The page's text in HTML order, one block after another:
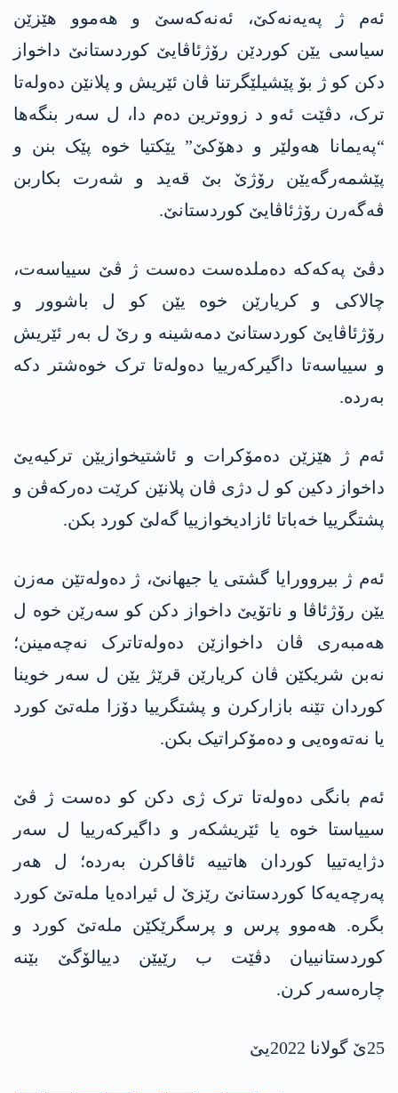
ئەم ژ پەیەنەکێ، ئەنەکەسێ و ھەموو ھێزێن
سیاسی یێن کوردێن رۆژئاڤایێ کوردستانێ داخواز
دکن کو ژ بۆ پێشیلێگرتنا ڤان ئێریش و پلانێن دەولەتا
ترک، دڤێت ئەو د زووترین دەم دا، ل سەر بنگەھا
“پەیمانا ھەولێر و دھۆکێ” یێکتیا خوە پێک بنن و
پێشمەرگەیێن رۆژێ بێ قەید و شەرت بکاربن
ڤەگەرن رۆژئاڤایێ کوردستانێ.
دڤێ پەکەکە دەملدەست دەست ژ ڤێ سییاسەت،
چالاکی و کریارێن خوە یێن کو ل باشوور و
رۆژئاڤایێ کوردستانێ دمەشینە و رێ ل بەر ئێریش
و سییاسەتا داگیرکەرییا دەولەتا ترک خوەشتر دکە
بەردە.
ئەم ژ ھێزێن دەمۆکرات و ئاشتیخوازیێن ترکیەیێ
داخواز دکین کو ل دژی ڤان پلانێن کرێت دەرکەڤن و
پشتگرییا خەباتا ئازادیخوازییا گەلێ کورد بکن.
ئەم ژ بیروورایا گشتی یا جیھانێ، ژ دەولەتێن مەزن
یێن رۆژئاڤا و ناتۆیێ داخواز دکن کو سەرێن خوە ل
ھەمبەری ڤان داخوازێن دەولەتاترک نەچەمینن؛
نەبن شریکێن ڤان کریارێن قرێژ یێن ل سەر خوینا
کوردان تێنە بازارکرن و پشتگرییا دۆزا ملەتێ کورد
یا نەتەوەیی و دەمۆکراتیک بکن.
ئەم بانگی دەولەتا ترک ژی دکن کو دەست ژ ڤێ
سییاستا خوە یا ئێریشکەر و داگیرکەرییا ل سەر
دژایەتییا کوردان ھاتییە ئاڤاکرن بەردە؛ ل ھەر
پەرچەیەکا کوردستانێ رێزێ ل ئیرادەیا ملەتێ کورد
بگرە. ھەموو پرس و پرسگرێکێن ملەتێ کورد و
کوردستانییان دڤێت ب رێیێن دییالۆگێ بێنە
چارەسەر کرن.
25ێ گولانا 2022یێ